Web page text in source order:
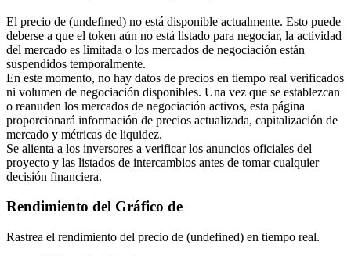
Futuros del USDT
Futuros que utilizan USDT como garantía
Futuros COIN-M
El precio de (undefined) no está disponible actualmente. Esto puede
deberse a que el token aún no está listado para negociar, la actividad
del mercado es limitada o los mercados de negociación están
suspendidos temporalmente.
En este momento, no hay datos de precios en tiempo real verificados
ni volumen de negociación disponibles. Una vez que se establezcan
o reanuden los mercados de negociación activos, esta página
proporcionará información de precios actualizada, capitalización de
mercado y métricas de liquidez.
Se alienta a los inversores a verificar los anuncios oficiales del
proyecto y las listados de intercambios antes de tomar cualquier
decisión financiera.
Rendimiento del Gráfico de
Rastrea el rendimiento del precio de (undefined) en tiempo real.